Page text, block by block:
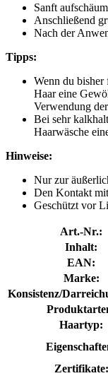
Sanft
Anschließend
Nach der
Tipps:
Wenn du bisher
Haar eine
Verwendung
Bei sehr
Haarwäsche
Hinweise:
Nur zur
Den Kontakt
Geschützt vor
Art.-Nr.:
Inhalt:
EAN:
Marke:
Konsistenz/
Haartyp:
Zertifikate: